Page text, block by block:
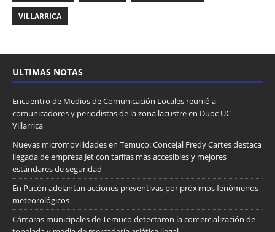
VILLARRICA
ULTIMAS NOTAS
Encuentro de Medios de Comunicación Locales reunió a
comunicadores y periodistas de la zona lacustre en Duoc UC
Villarrica
Nuevas micromovilidades en Temuco: Concejal Fredy Cartes destaca
llegada de empresa Jet con tarifas más accesibles y mejores
estándares de seguridad
En Pucón adelantan acciones preventivas por próximos fenómenos
meteorológicos
Cámaras municipales de Temuco detectaron la comercialización de